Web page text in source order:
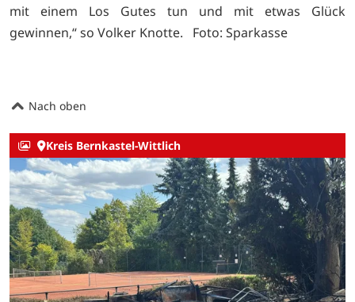
mit einem Los Gutes tun und mit etwas Glück
gewinnen,“ so Volker Knotte. Foto: Sparkasse
Nach oben
Kreis Bernkastel-Wittlich